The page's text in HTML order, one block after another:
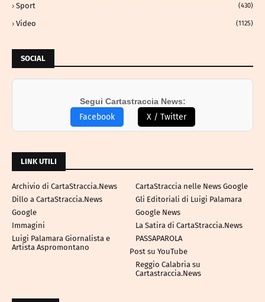
Sport (430)
Video (1125)
SOCIAL
Segui Cartastraccia News:
Facebook X / Twitter
LINK UTILI
Archivio di CartaStraccia.News
CartaStraccia nelle News Google
Dillo a CartaStraccia.News
Gli Editoriali di Luigi Palamara
Google
Google News
Immagini
La Satira di CartaStraccia.News
Luigi Palamara Giornalista e
Artista Aspromontano
PASSAPAROLA
Post su YouTube
Reggio Calabria su
Cartastraccia.News